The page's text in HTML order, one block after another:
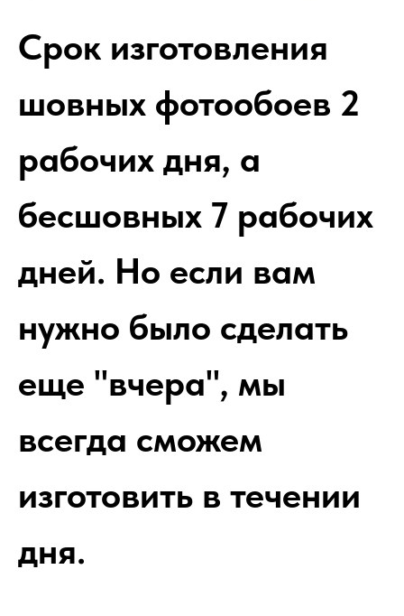
Срок изготовления
шовных фотообоев 2
рабочих дня, а
бесшовных 7 рабочих
дней. Но если вам
нужно было сделать
еще "вчера", мы
всегда сможем
изготовить в течении
дня.